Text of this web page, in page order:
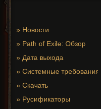
» Новости
» Path of Exile: Обзор
» Дата выхода
» Системные требования
» Скачать
» Русификаторы